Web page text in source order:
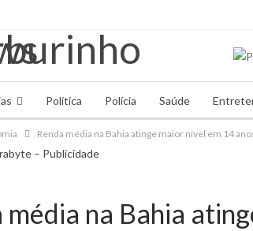
Política Polícia Saúde
Renda média na Bahia atinge maior nível em 14
média na Bahia